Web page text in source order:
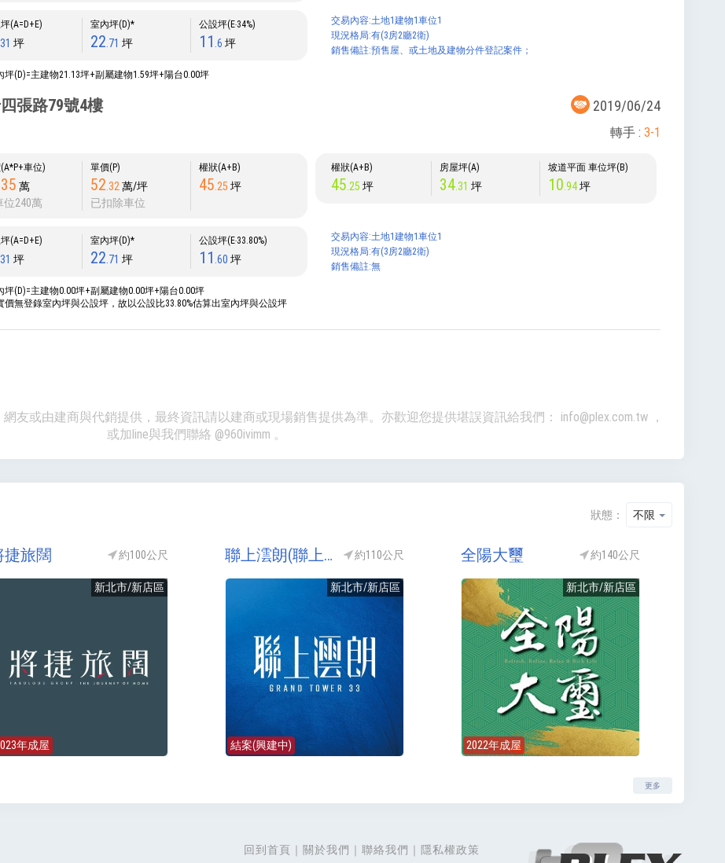
(A=D+E)
.31 坪
室內坪(D)*
22 .71 坪
公設坪(E‧34%)
11 .6 坪
坪(D)=主建物21.13坪+副屬建物1.59坪+陽台0.00坪
交易內容:土地1建物1車位1
現況格局:有(3房2廳2衛)
銷售備註:預售屋、或土地及建物分件登記案件；
張路79號4樓 2019/06/24
轉手 : 3-1
車位)
萬
位240萬
單價(P)
52 .32 萬/坪
已扣除車位
權狀(A+B)
45 .25 坪
權狀(A+B)
45 .25 坪
房屋坪(A)
34.31 坪
坡道平面 車位坪(B)
10 .94坪
(A=D+E)
.31 坪
室內坪(D)*
22 .71 坪
公設坪(E‧33.80%)
11 .60 坪
坪(D)=主建物0.00坪+副屬建物0.00坪+陽台0.00坪
價無登錄室內坪與公設坪，故以公設比33.80%估算出室內坪與公設坪
交易內容:土地1建物1車位1
現況格局:有(3房2廳2衛)
銷售備註:無
友或由建商與代銷提供，最終資訊請以建商或現場銷售提供為準。亦歡迎您提供堪誤資訊給我們： info@plex.com.tw，
或加line與我們聯絡 @960ivimm 。
狀態： 不限
捷旅闊 約100公尺
新北市/新店區
年成屋
聯上澐朗(聯上雲朗) 約110公尺
新北市/新店區
結案(興建中)
全陽大璽 約140公尺
新北市/新店區
2022年成屋
更多
回到首頁 關於我們 聯絡我們 隱私權政策